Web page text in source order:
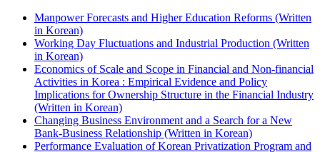
Manpower Forecasts and Higher Education Reforms (Written
in Korean)
Working Day Fluctuations and Industrial Production (Written
in Korean)
Economics of Scale and Scope in Financial and Non-financial
Activities in Korea : Empirical Evidence and Policy
Implications for Ownership Structure in the Financial Industry
(Written in Korean)
Changing Business Environment and a Search for a New
Bank-Business Relationship (Written in Korean)
Performance Evaluation of Korean Privatization Program and